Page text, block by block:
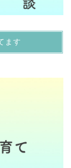
ます